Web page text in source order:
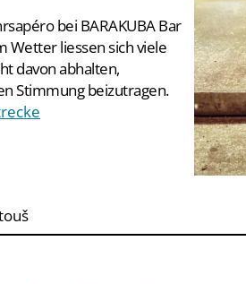
bei BARAKUBA Bar
Wetter liessen sich viele
davon abhalten,
Stimmung beizutragen.